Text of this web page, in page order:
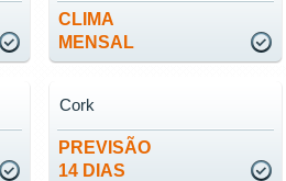
CLIMA
MENSAL
PREVISÃO
14 DIAS
Cork